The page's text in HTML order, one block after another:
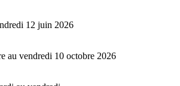
12 juin 2026
au vendredi 10 octobre 2026